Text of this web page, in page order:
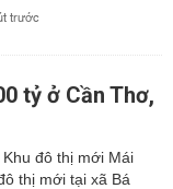
trước
tỷ ở Cần Thơ,
đô thị mới Mái
thị mới tại xã Bá